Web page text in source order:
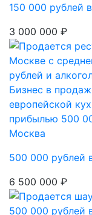
150 000 рублей
3 000 000 ₽
Бизнес в
европейской
прибылью 500
Москва
500 000 рублей
6 500 000 ₽